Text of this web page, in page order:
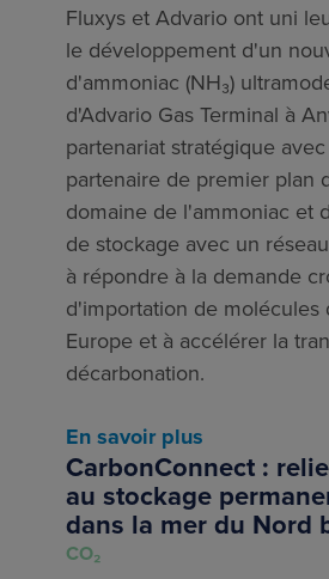
Fluxys et Advario ont uni
le développement d'un
d'ammoniac (NH₃)
d'Advario Gas Terminal à
partenariat stratégique
partenaire de premier plan
domaine de l'ammoniac et
de stockage avec un
à répondre à la demande
d'importation de molécules
Europe et à accélérer la
décarbonation.
En savoir plus
CarbonConnect :
au stockage
dans la mer du Nord
CO₂